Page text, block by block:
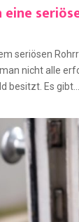
seriösen
nicht alle
besitzt. Es gibt...